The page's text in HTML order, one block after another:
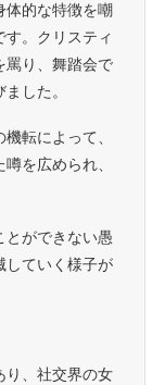
体的な特徴を嘲
。クリスティ
罵り、舞踏会で
した。
転によって、
を広められ、
とができない愚
していく様子が
り、社交界の女